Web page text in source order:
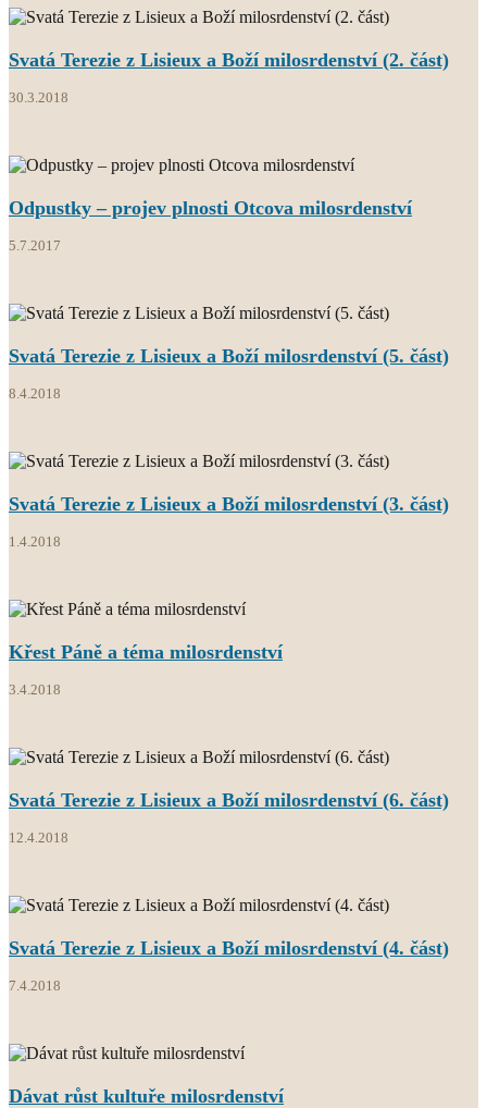
Svatá Terezie z Lisieux a Boží milosrdenství (2. část)
30.3.2018
Odpustky – projev plnosti Otcova milosrdenství
5.7.2017
Svatá Terezie z Lisieux a Boží milosrdenství (5. část)
8.4.2018
Svatá Terezie z Lisieux a Boží milosrdenství (3. část)
1.4.2018
Křest Páně a téma milosrdenství
3.4.2018
Svatá Terezie z Lisieux a Boží milosrdenství (6. část)
12.4.2018
Svatá Terezie z Lisieux a Boží milosrdenství (4. část)
7.4.2018
Dávat růst kultuře milosrdenství